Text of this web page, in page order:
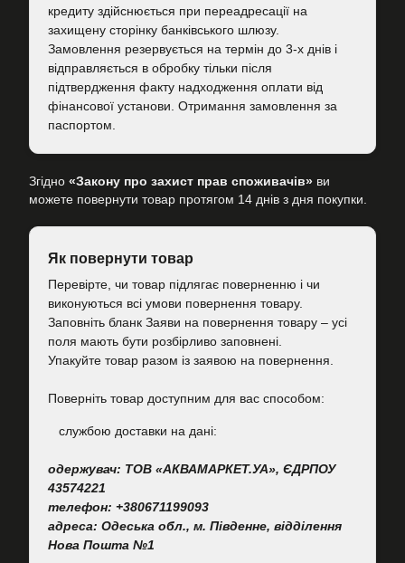
кредиту здійснюється при переадресації на
захищену сторінку банківського шлюзу.
Замовлення резервується на термін до 3-х днів і
відправляється в обробку тільки після
підтвердження факту надходження оплати від
фінансової установи. Отримання замовлення за
паспортом.
Згідно «Закону про захист прав споживачів» ви
можете повернути товар протягом 14 днів з дня покупки.
Як повернути товар
Перевірте, чи товар підлягає поверненню і чи
виконуються всі умови повернення товару.
Заповніть бланк Заяви на повернення товару – усі
поля мають бути розбірливо заповнені.
Упакуйте товар разом із заявою на повернення.
Поверніть товар доступним для вас способом:
cлужбою доставки на дані:
одержувач: ТОВ «АКВАМАРКЕТ.УА», ЄДРПОУ
43574221
телефон: +380671199093
адреса: Одеська обл., м. Південне, відділення
Нова Пошта №1